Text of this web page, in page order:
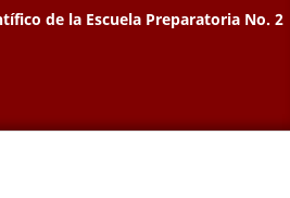
de la Escuela Preparatoria No. 2